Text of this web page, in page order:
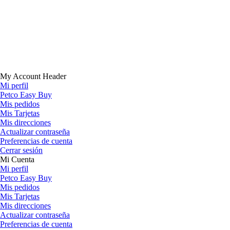
My Account Header
Mi perfil
Petco Easy Buy
Mis pedidos
Mis Tarjetas
Mis direcciones
Actualizar contraseña
Preferencias de cuenta
Cerrar sesión
Mi Cuenta
Mi perfil
Petco Easy Buy
Mis pedidos
Mis Tarjetas
Mis direcciones
Actualizar contraseña
Preferencias de cuenta